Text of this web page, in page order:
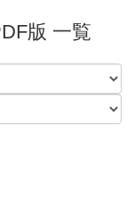
版 一覧